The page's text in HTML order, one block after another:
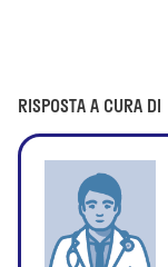
RISPOSTA A CURA DI